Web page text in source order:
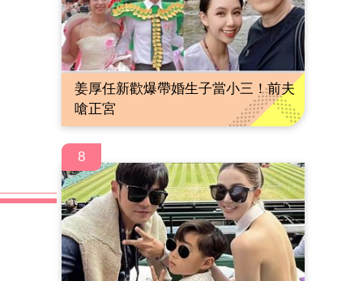
姜厚任新歡爆帶婚生子當小三！前夫
嗆正宮
8